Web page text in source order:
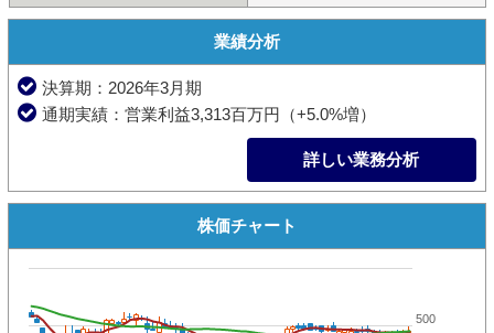
業績分析
決算期：2026年3月期
通期実績：営業利益3,313百万円（+5.0%増）
詳しい業務分析
株価チャート
500